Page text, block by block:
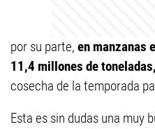
por su parte, en manzanas
11,4 millones de
cosecha de la temporada
Esta es sin dudas una muy